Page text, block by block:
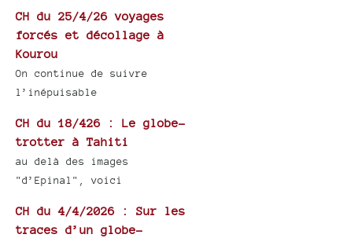
CH du 25/4/26 voyages
forcés et décollage à
Kourou
On continue de suivre
l’inépuisable
CH du 18/426 : Le globe-
trotter à Tahiti
au delà des images
"d’Epinal", voici
CH du 4/4/2026 : Sur les
traces d’un globe-